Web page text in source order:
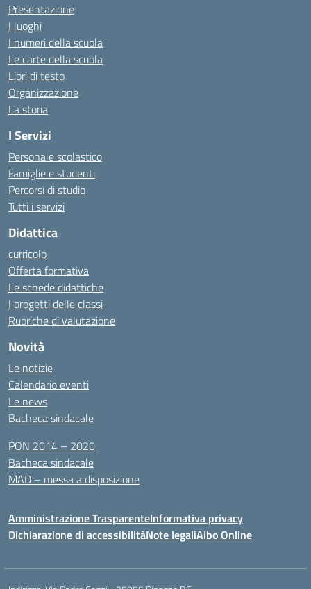
Presentazione
I luoghi
I numeri della scuola
Le carte della scuola
Libri di testo
Organizzazione
La storia
I Servizi
Personale scolastico
Famiglie e studenti
Percorsi di studio
Tutti i servizi
Didattica
curricolo
Offerta formativa
Le schede didattiche
I progetti delle classi
Rubriche di valutazione
Novità
Le notizie
Calendario eventi
Le news
Bacheca sindacale
PON 2014 – 2020
Bacheca sindacale
MAD – messa a disposizione
Amministrazione TrasparenteInformativa privacy
Dichiarazione di accessibilitàNote legaliAlbo Online